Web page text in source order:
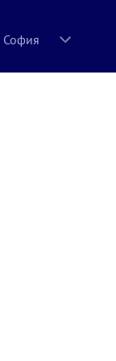
София